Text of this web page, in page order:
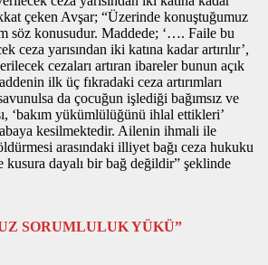
çeken Avşar; “Üzerinde konuştuğumuz
söz konusudur. Maddede; ‘…. Faile bu
ceza yarısından iki katına kadar artırılır’,
cezaları artıran ibareler bunun açık
ilk üç fıkradaki ceza artırımları
da çocuğun işlediği bağımsız ve
‘bakım yükümlülüğünü ihlal ettikleri’
kesilmektedir. Ailenin ihmali ile
arasındaki illiyet bağı ceza hukuku
kusura dayalı bir bağ değildir” şeklinde
SORUMLULUK YÜKÜ”